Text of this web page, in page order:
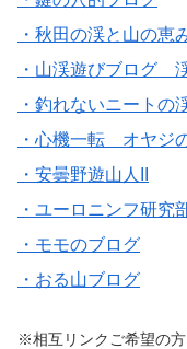
・秋田の渓と山の恵
・山渓遊びブログ
・釣れないニートの
・心機一転 オヤジ
・安曇野遊山人II
・ユーロニンフ研究
・モモのブログ
・おる山ブログ
※相互リンクご希望の方